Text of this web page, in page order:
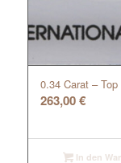
0.34 Carat –
263,00€
In den